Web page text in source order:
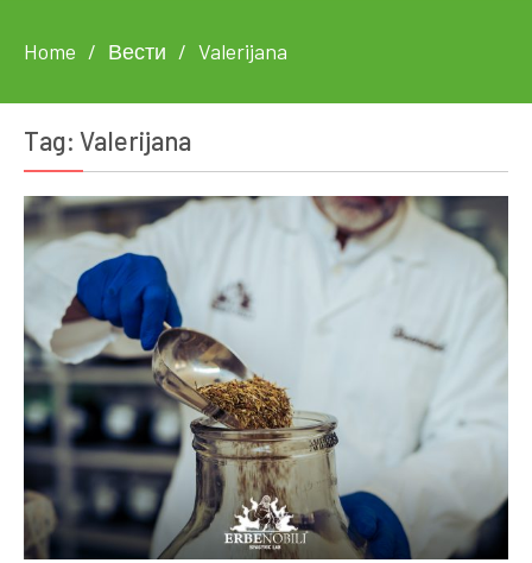
Home Вести Valerijana
Tag: Valerijana